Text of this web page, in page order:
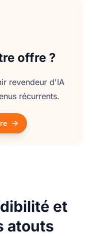
offre ?
revendeur d'IA
récurrents.
et
atouts